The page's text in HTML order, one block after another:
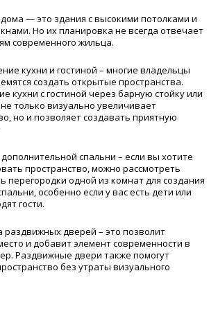
— это здания с высокими потолками и
Но их планировка не всегда отвечает
современного жильца.
кухни и гостиной – многие владельцы
создать открытые пространства.
кухни с гостиной через барную стойку или
только визуально увеличивает
но и позволяет создавать приятную
спальни – если вы хотите
пространство, можно рассмотреть
перегородки одной из комнат для создания
особенно если у вас есть дети или
гости.
раздвижных дверей – это позволит
и добавит элемент современности в
Раздвижные двери также помогут
без утраты визуального